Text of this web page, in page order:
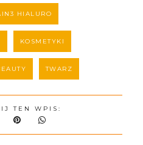
HIALURO
KOSMETYKI
TWARZ
TEN WPIS: